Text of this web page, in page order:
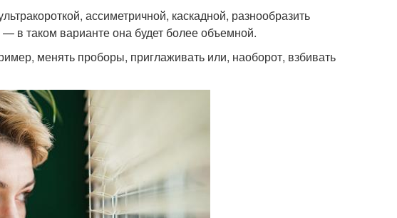
ассиметричной, каскадной, разнообразить
в таком варианте она будет более объемной.
менять проборы, приглаживать или, наоборот, взбивать